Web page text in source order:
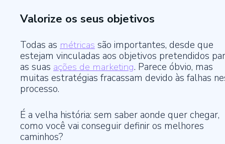
Valorize os seus objetivos
Todas as métricas são importantes, desde que
estejam vinculadas aos objetivos pretendidos
as suas ações de marketing. Parece óbvio, mas
muitas estratégias fracassam devido às falhas
processo.
É a velha história: sem saber aonde quer chegar,
como você vai conseguir definir os melhores
caminhos?